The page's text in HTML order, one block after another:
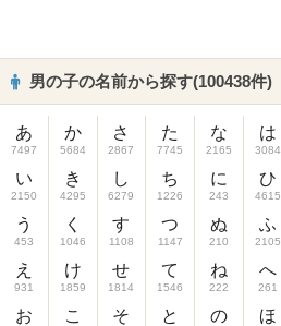
男の子の名前から探す(100438件)
あ
7497
い
2150
う
453
え
931
お
か
5684
き
4295
く
1046
け
1859
こ
さ
2867
し
6279
す
1108
せ
1814
そ
た
7745
ち
1226
つ
1147
て
1546
と
な
2165
に
243
ぬ
210
ね
222
の
は
3084
ひ
4615
ふ
2105
へ
261
ほ